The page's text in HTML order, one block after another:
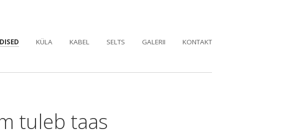
KÜLA KABEL SELTS GALERII KONTAKT
tuleb taas